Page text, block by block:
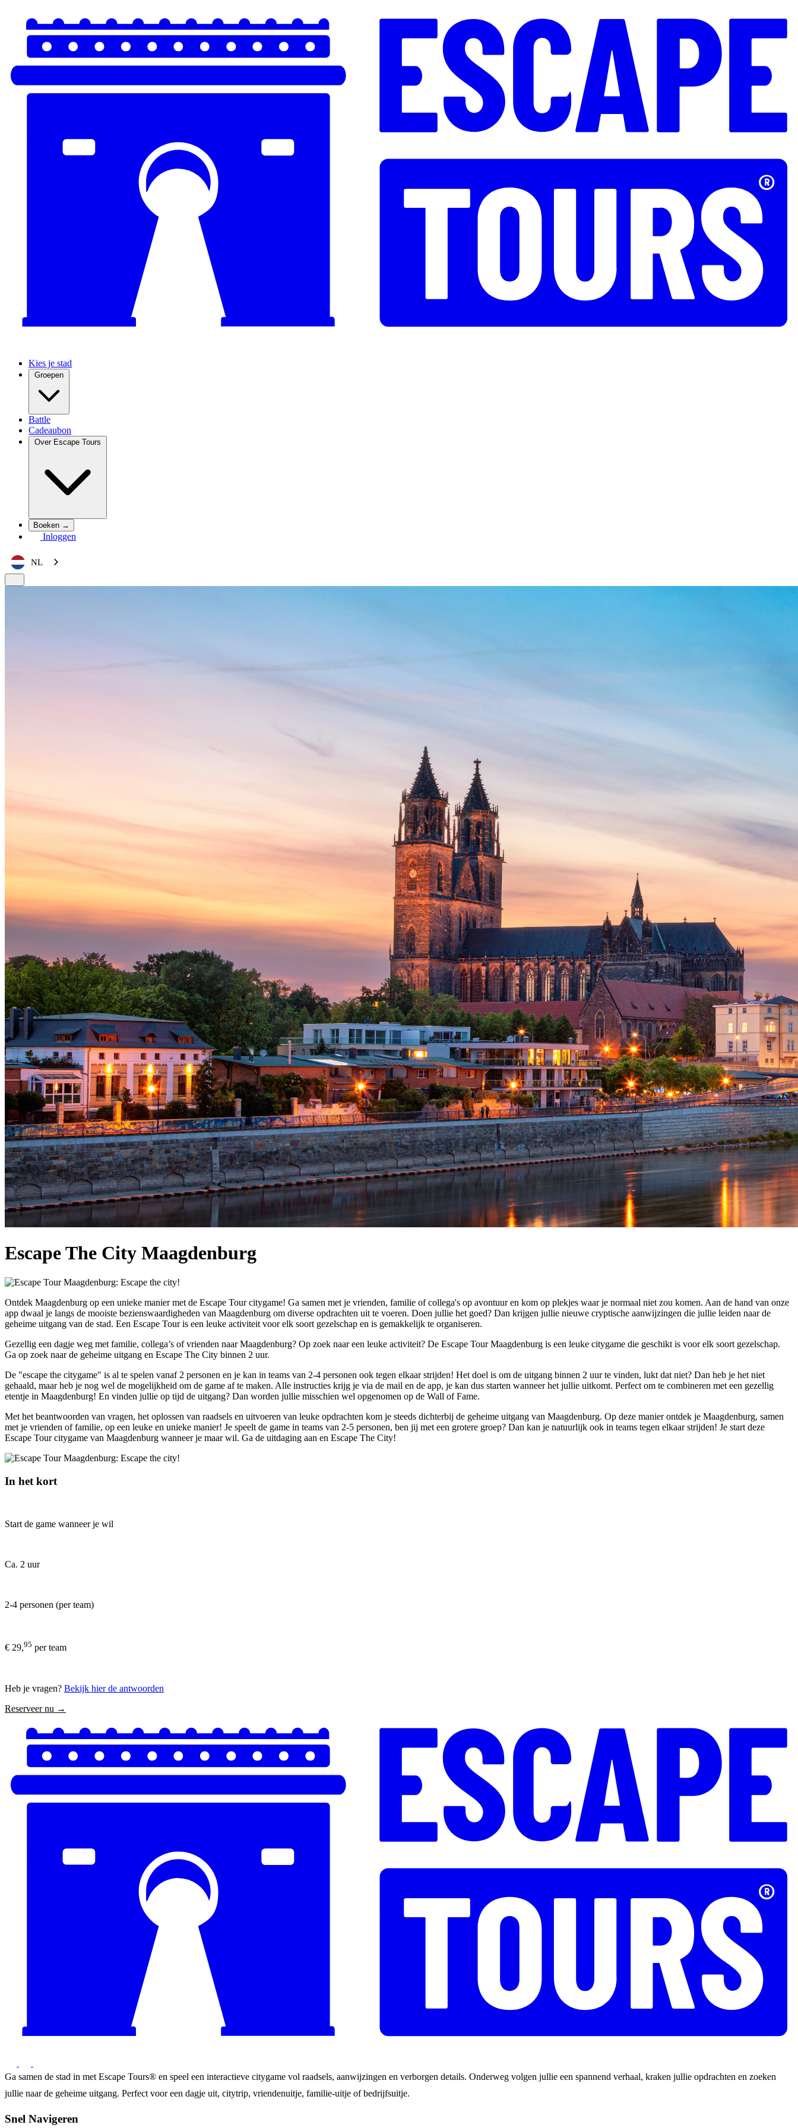
Kies je stad
Groepen
Battle
Cadeaubon
Over Escape Tours
Boeken →
Inloggen
NL
Escape The City Maagdenburg
Ontdek Maagdenburg op een unieke manier met de Escape Tour citygame! Ga samen met je vrienden, familie of collega's op avontuur en kom op plekjes waar je normaal niet zou komen. Aan de hand van onze
app dwaal je langs de mooiste bezienswaardigheden van Maagdenburg om diverse opdrachten uit te voeren. Doen jullie het goed? Dan krijgen jullie nieuwe cryptische aanwijzingen die jullie leiden naar de
geheime uitgang van de stad. Een Escape Tour is een leuke activiteit voor elk soort gezelschap en is gemakkelijk te organiseren.
Gezellig een dagje weg met familie, collega’s of vrienden naar Maagdenburg? Op zoek naar een leuke activiteit? De Escape Tour Maagdenburg is een leuke citygame die geschikt is voor elk soort gezelschap.
Ga op zoek naar de geheime uitgang en Escape The City binnen 2 uur.
De "escape the citygame" is al te spelen vanaf 2 personen en je kan in teams van 2-4 personen ook tegen elkaar strijden! Het doel is om de uitgang binnen 2 uur te vinden, lukt dat niet? Dan heb je het niet
gehaald, maar heb je nog wel de mogelijkheid om de game af te maken. Alle instructies krijg je via de mail en de app, je kan dus starten wanneer het jullie uitkomt. Perfect om te combineren met een gezellig
etentje in Maagdenburg! En vinden jullie op tijd de uitgang? Dan worden jullie misschien wel opgenomen op de Wall of Fame.
Met het beantwoorden van vragen, het oplossen van raadsels en uitvoeren van leuke opdrachten kom je steeds dichterbij de geheime uitgang van Maagdenburg. Op deze manier ontdek je Maagdenburg, samen
met je vrienden of familie, op een leuke en unieke manier! Je speelt de game in teams van 2-5 personen, ben jij met een grotere groep? Dan kan je natuurlijk ook in teams tegen elkaar strijden! Je start deze
Escape Tour citygame van Maagdenburg wanneer je maar wil. Ga de uitdaging aan en Escape The City!
In het kort
Start de game wanneer je wil
Ca. 2 uur
2-4 personen (per team)
€ 29,95 per team
Heb je vragen? Bekijk hier de antwoorden
Reserveer nu →
Ga samen de stad in met Escape Tours® en speel een interactieve citygame vol raadsels, aanwijzingen en verborgen details. Onderweg volgen jullie een spannend verhaal, kraken jullie opdrachten en zoeken
jullie naar de geheime uitgang. Perfect voor een dagje uit, citytrip, vriendenuitje, familie-uitje of bedrijfsuitje.
Snel Navigeren